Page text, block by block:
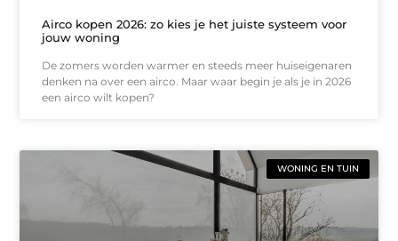
Airco kopen 2026: zo kies je het juiste systeem voor
jouw woning
De zomers worden warmer en steeds meer huiseigenaren
denken na over een airco. Maar waar begin je als je in 2026
een airco wilt kopen?
WONING EN TUIN